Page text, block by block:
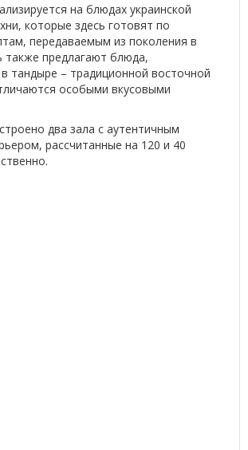
на блюдах украинской
которые здесь готовят по
передаваемым из поколения в
также предлагают блюда,
тандыре – традиционной восточной
особыми вкусовыми
два зала с аутентичным
рассчитанные на 120 и 40